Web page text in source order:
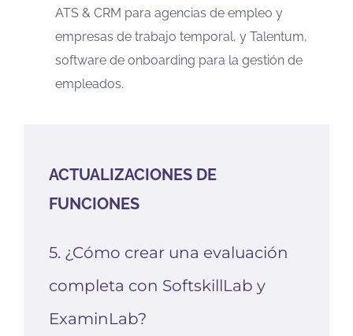
ATS & CRM para agencias de empleo y
empresas de trabajo temporal, y Talentum,
software de onboarding para la gestión de
empleados.
ACTUALIZACIONES DE
FUNCIONES
5. ¿Cómo crear una evaluación
completa con SoftskillLab y
ExaminLab?